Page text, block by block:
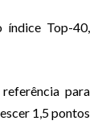
índice Top-40,
para
1,5 pontos